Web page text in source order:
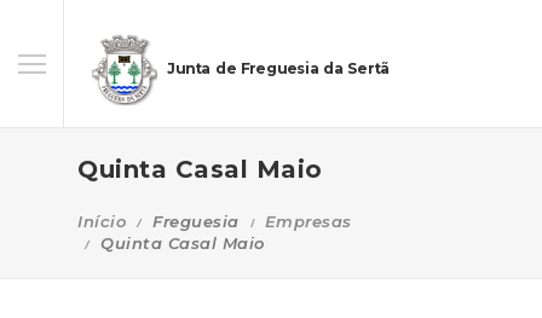
Junta de Freguesia da Sertã
Quinta Casal Maio
Início Freguesia
Empresas
Quinta Casal Maio